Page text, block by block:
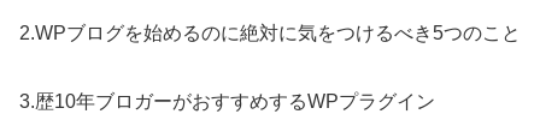
2.WPブログを始めるのに絶対に気をつけるべき5つのこと
3.歴10年ブロガーがおすすめするWPプラグイン